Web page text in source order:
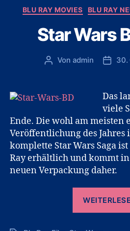
BLU RAY MOVIES BLU RAY
Star Wars
Beitragsautor
Von admin 30.
Das
viele
Ende. Die wohl am meisten
Veröffentlichung des Jahres
komplette Star Wars Saga
Ray erhältlich und kommt
neuen Verpackung daher.